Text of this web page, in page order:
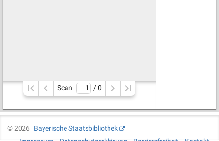
Scan / 0
©2026
Bayerische Staatsbibliothek